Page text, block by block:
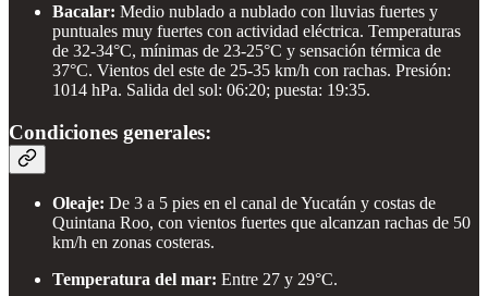
Bacalar: Medio nublado a nublado con lluvias fuertes y
puntuales muy fuertes con actividad eléctrica. Temperaturas
de 32-34°C, mínimas de 23-25°C y sensación térmica de
37°C. Vientos del este de 25-35 km/h con rachas. Presión:
1014 hPa. Salida del sol: 06:20; puesta: 19:35.
Condiciones generales:
Oleaje: De 3 a 5 pies en el canal de Yucatán y costas de
Quintana Roo, con vientos fuertes que alcanzan rachas de 50
km/h en zonas costeras.
Temperatura del mar: Entre 27 y 29°C.